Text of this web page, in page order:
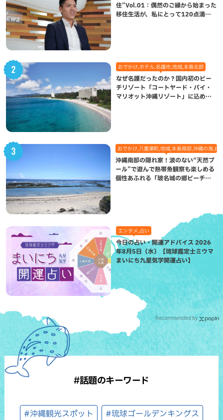
住”Vol.01：偶然のご縁から始まった
移住生活が、私にとって120点満点
おでかけ,ホテル,名護市,地域,本島北部
なぜ名護だったのか？国内初のビー
チリゾート「コートヤード・バイ・
マリオット沖縄リゾート」に込めら
おでかけ,八重瀬町,地域,本島南部,沖縄の海,自
沖縄南部の隠れ家！波のない“天然プ
ール”で遊んで熱帯魚観察も楽しめる
個性あふれる「玻名城の郷ビーチ」
エンタメ,占い
今日の占い・開運アドバイス 2026
年8月5日（水）【琉球鑑定士ミウマ
まいにち九星気学開運占い】
Recommended by
#話題のキーワード
#沖縄観光スポット #琉球ゴールデンキングス